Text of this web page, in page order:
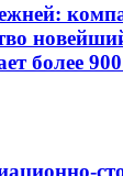
более